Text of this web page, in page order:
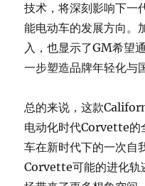
技术，将深刻影响下
能电动车的发展方向。
入，也显示了GM希望
一步塑造品牌年轻化与
总的来说，这款
电动化时代Corvette的
车在新时代下的一次自
Corvette可能的进化轨